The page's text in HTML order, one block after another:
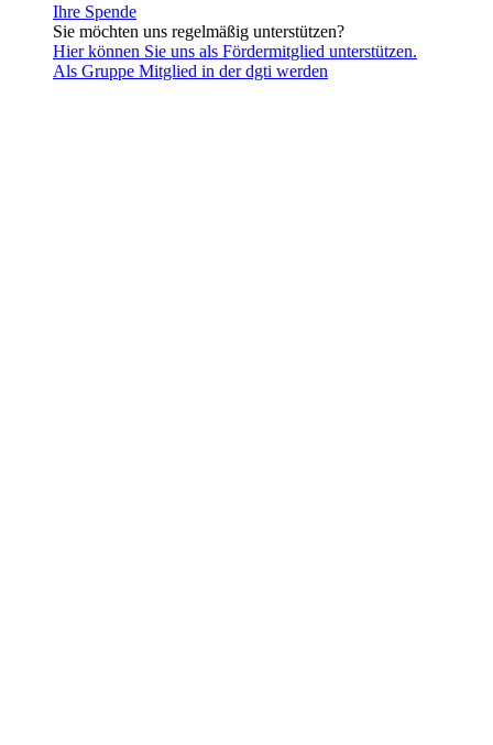
Ihre Spende
Sie möchten uns regelmäßig unterstützen?
Hier können Sie uns als Fördermitglied unterstützen.
Als Gruppe Mitglied in der dgti werden